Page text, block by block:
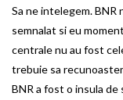
Sa ne intelegem.
semnalat si eu
centrale nu au fost
trebuie sa
BNR a fost o insula